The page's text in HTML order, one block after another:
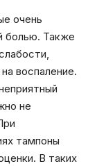
очень
болью. Также
воспаление.
не
тампоны
В таких